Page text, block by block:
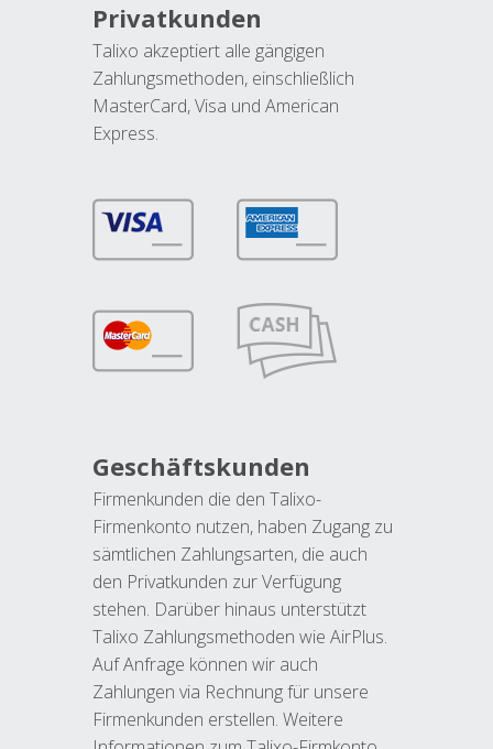
Privatkunden
Talixo akzeptiert alle gängigen
Zahlungsmethoden, einschließlich
MasterCard, Visa und American
Express.
Geschäftskunden
Firmenkunden die den Talixo-
Firmenkonto nutzen, haben Zugang zu
sämtlichen Zahlungsarten, die auch
den Privatkunden zur Verfügung
stehen. Darüber hinaus unterstützt
Talixo Zahlungsmethoden wie AirPlus.
Auf Anfrage können wir auch
Zahlungen via Rechnung für unsere
Firmenkunden erstellen. Weitere